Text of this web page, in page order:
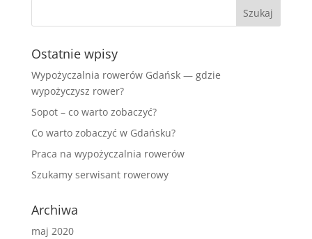
Ostatnie wpisy
Wypożyczalnia rowerów Gdańsk — gdzie
wypożyczysz rower?
Sopot – co warto zobaczyć?
Co warto zobaczyć w Gdańsku?
Praca na wypożyczalnia rowerów
Szukamy serwisant rowerowy
Archiwa
maj 2020